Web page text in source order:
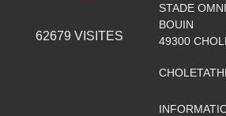
62679 VISITES
STADE
BOUIN
49300